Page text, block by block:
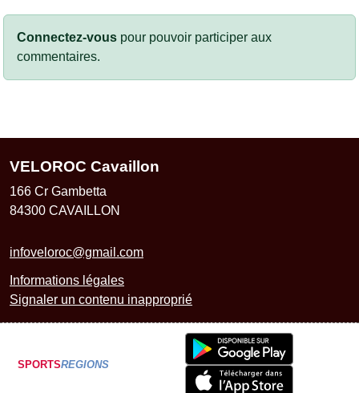
Connectez-vous pour pouvoir participer aux
commentaires.
VELOROC Cavaillon
166 Cr Gambetta
84300 CAVAILLON
infoveloroc@gmail.com
Informations légales
Signaler un contenu inapproprié
SPORTSREGIONS